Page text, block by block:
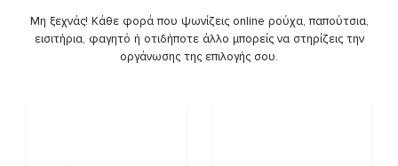
Μη ξεχνάς! Κάθε φορά που ψωνίζεις online ρούχα, παπούτσια,
εισιτήρια, φαγητό ή οτιδήποτε άλλο μπορείς να στηρίζεις την
οργάνωσης της επιλογής σου.